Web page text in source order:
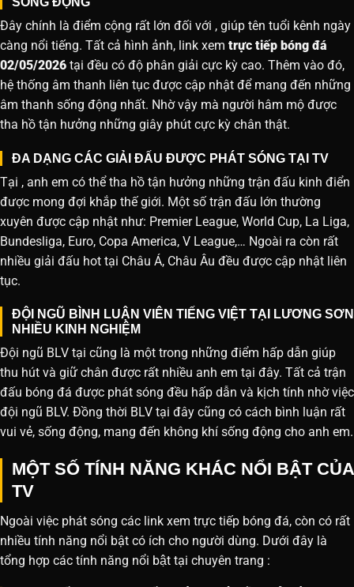
Đây chính là điểm cộng rất lớn đối với , giúp tên tuổi kênh ngày
càng nổi tiếng. Tất cả hình ảnh, link xem trực tiếp bóng đá
02/05/2026 tại đều có độ phân giải cực kỳ cao. Thêm vào đó,
hệ thống âm thanh liên tục được cập nhật để mang đến những
âm thanh sống động nhất. Nhờ vậy mà người hâm mộ được
tha hồ tận hưởng những giây phút cực kỳ chân thật.
ĐA DẠNG CÁC GIẢI ĐẤU ĐƯỢC PHÁT SÓNG TẠI TV
Tại , anh em có thể tha hồ tận hưởng những trận đấu kinh điển
được mong đợi khắp thế giới. Một số trận đấu lớn thường
xuyên được cập nhật như: Premier League, World Cup, La Liga,
Bundesliga, Euro, Copa America, V League,… Ngoài ra còn rất
nhiều giải đấu hot tại Châu Á, Châu Âu đều được cập nhật liên
tục.
ĐỘI NGŨ BÌNH LUẬN VIÊN TIẾNG VIỆT TẠI LƯƠNG SƠN
NHIỀU KINH NGHIỆM
Đội ngũ BLV tại cũng là một trong những điểm hấp dẫn giúp
thu hút và giữ chân được rất nhiều anh em tại đây. Tất cả trận
đấu bóng đá được phát sóng đều hấp dẫn và kịch tính nhờ việc
đội ngũ BLV. Đồng thời BLV tại đây cũng có cách bình luận rất
vui vẻ, sống động, mang đến không khí sống động cho anh em.
MỘT SỐ TÍNH NĂNG KHÁC NỔI BẬT CỦA
TV
Ngoài việc phát sóng các link xem trực tiếp bóng đá, còn có rất
nhiều tính năng nổi bật có ích cho người dùng. Dưới đây là
tổng hợp các tính năng nổi bật tại chuyên trang :